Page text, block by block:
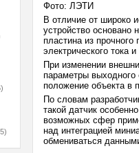
Фото: ЛЭТИ
В отличие от широко
устройство основано
пластина из прочного
электрического тока
При изменении
параметры выходного
положение объекта в
По словам
такой датчик
возможных сфер
над интеграцией
обмениваться